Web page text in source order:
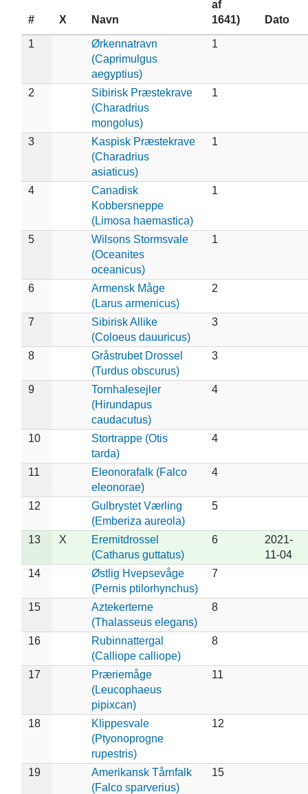
# X Navn
af
1641)
Dato
1
Ørkennatravn
(Caprimulgus
aegyptius)
1
2
Sibirisk Præstekrave
(Charadrius
mongolus)
1
3
Kaspisk Præstekrave
(Charadrius
asiaticus)
1
4
Canadisk
Kobbersneppe
(Limosa haemastica)
1
5
Wilsons Stormsvale
(Oceanites
oceanicus)
1
6
Armensk Måge
(Larus armenicus)
2
7
Sibirisk Allike
(Coloeus dauuricus)
3
8
Gråstrubet Drossel
(Turdus obscurus)
3
9
Tornhalesejler
(Hirundapus
caudacutus)
4
10
Stortrappe (Otis
tarda)
4
11
Eleonorafalk (Falco
eleonorae)
4
12
Gulbrystet Værling
(Emberiza aureola)
5
13 X
Eremitdrossel
(Catharus guttatus)
6
2021-
11-04
14
Østlig Hvepsevåge
(Pernis ptilorhynchus)
7
15
Aztekerterne
(Thalasseus elegans)
8
16
Rubinnattergal
(Calliope calliope)
8
17
Præriemåge
(Leucophaeus
pipixcan)
11
18
Klippesvale
(Ptyonoprogne
rupestris)
12
19
Amerikansk Tårnfalk
(Falco sparverius)
15